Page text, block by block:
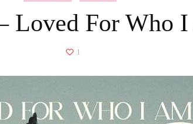
NORDIC DIAMONDS
DOUBLE DIAMONDS
Loved For Who
1